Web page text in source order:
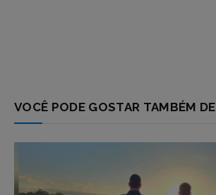
VOCÊ PODE GOSTAR TAMBÉM DE